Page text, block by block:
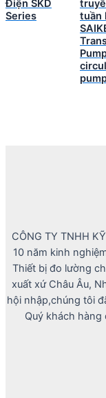
Điện SKD
Series
tuần
CÔNG TY TNHH
10 năm kinh
Thiết bị đo lường
xuất xứ Châu Âu,
hội nhập,chúng tôi
Quý khách